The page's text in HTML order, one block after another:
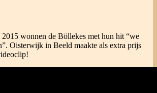
wonnen de Böllekes met hun hit “we
Oisterwijk in Beeld maakte als extra prijs